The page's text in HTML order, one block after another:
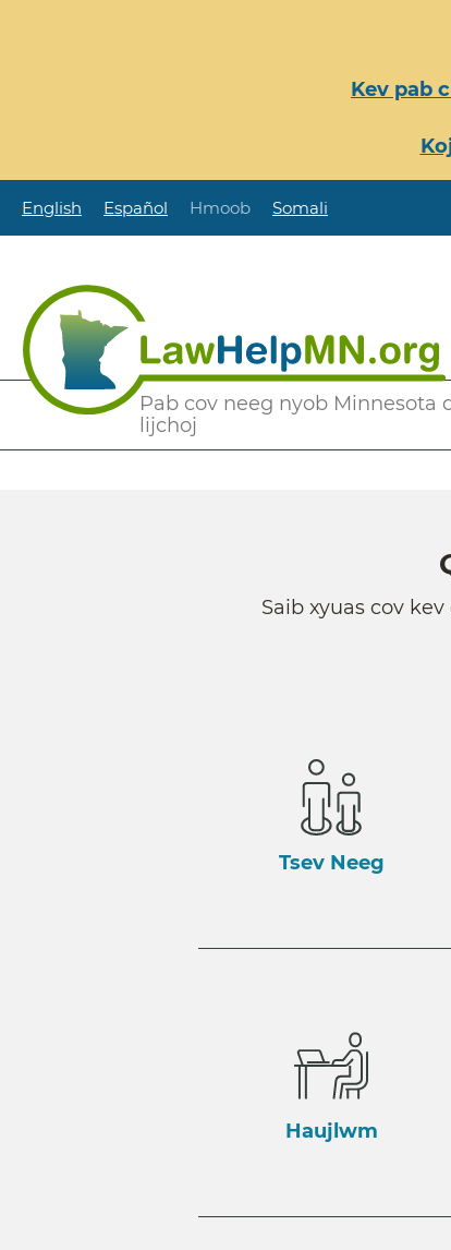
Kev pab
English Español Hmoob Somali
Pab cov neeg nyob Minnesota
lijchoj
Secondary
Saib xyuas cov
Tsev Neeg
Haujlwm